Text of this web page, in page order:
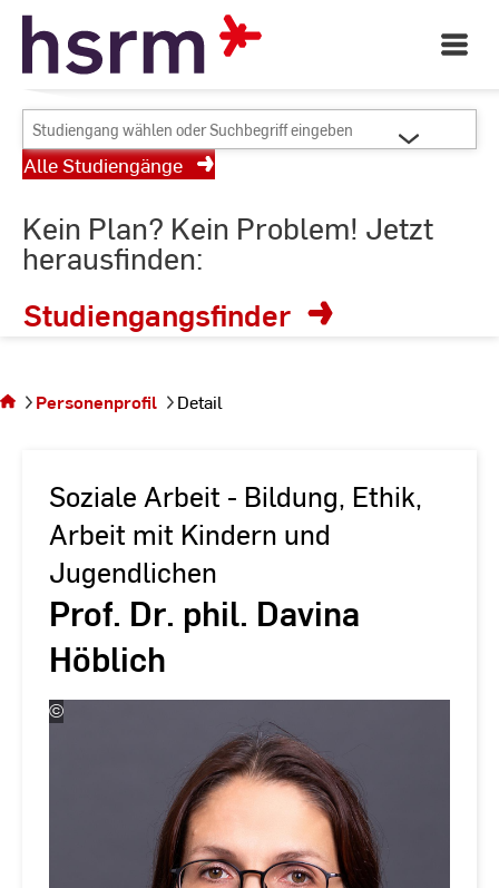
Skip
Content
Open
Main
Dein Studienort für
Angewandte Wissenschaften
Studiengang
wählen
oder
eingeben
Alle Studiengänge
Kein Plan? Kein Problem! Jetzt
herausfinden:
Studiengangsfinder
sich auf
der
Personenprofil Detail
Soziale Arbeit - Bildung, Ethik,
Arbeit mit Kindern und
Jugendlichen
Prof. Dr. phil. Davina
Höblich
©
Andreas